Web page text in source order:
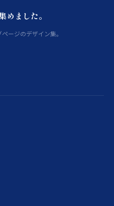
めました。
ージのデザイン集。